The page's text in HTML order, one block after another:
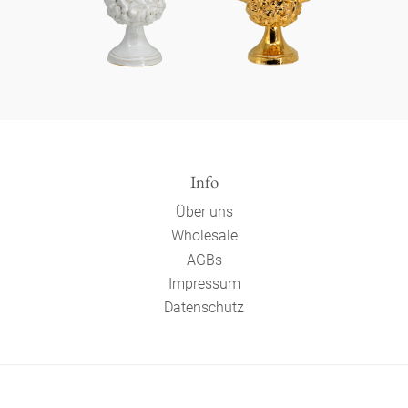
Info
Über uns
Wholesale
AGBs
Impressum
Datenschutz